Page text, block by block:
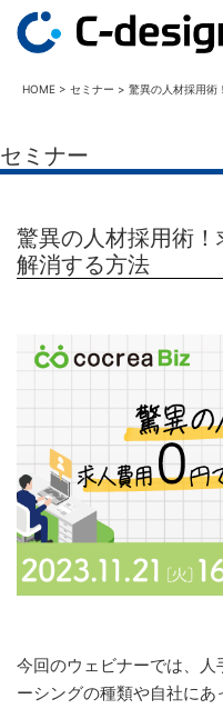
HOME > セミナー > 驚異の人材採用術
セミナー
驚異の人材採用術
解消する方法
今回のウェビナーでは、
ーシングの種類や自社に